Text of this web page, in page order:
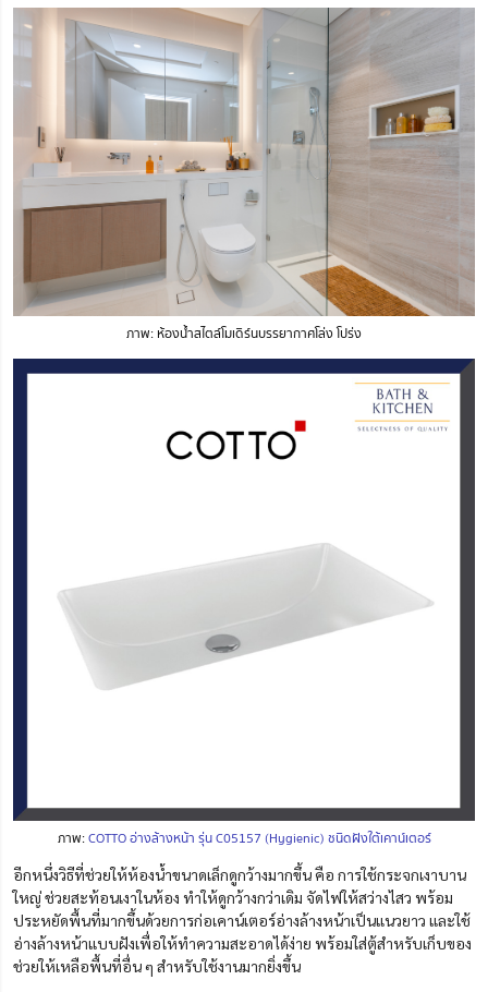
ภาพ: ห้องน้ำสไตล์โมเดิร์นบรรยากาศโล่ง โปร่ง
ภาพ:COTTO อ่างล้างหน้า รุ่น C05157 (Hygienic) ชนิดฝังใต้เคาน์เตอร์
อีกหนึ่งวิธีที่ช่วยให้ห้องน้ำขนาดเล็กดูกว้างมากขึ้น คือ การใช้กระจกเงาบาน
ใหญ่ช่วยสะท้อนเงาในห้อง ทำให้ดูกว้างกว่าเดิม จัดไฟให้สว่างไสว พร้อม
ประหยัดพื้นที่มากขึ้นด้วยการก่อเคาน์เตอร์อ่างล้างหน้าเป็นแนวยาว และใช้
อ่างล้างหน้าแบบฝังเพื่อให้ทำความสะอาดได้ง่าย พร้อมใส่ตู้สำหรับเก็บของ
ช่วยให้เหลือพื้นที่อื่น ๆ สำหรับใช้งานมากยิ่งขึ้น